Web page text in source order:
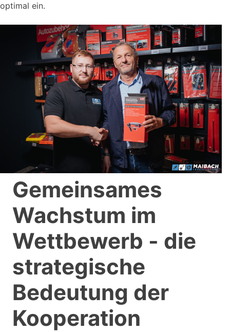
optimal ein.
Gemeinsames
Wachstum im
Wettbewerb - die
strategische
Bedeutung der
Kooperation